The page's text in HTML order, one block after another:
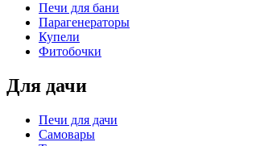
Печи для бани
Парагенераторы
Купели
Фитобочки
Для дачи
Печи для дачи
Самовары